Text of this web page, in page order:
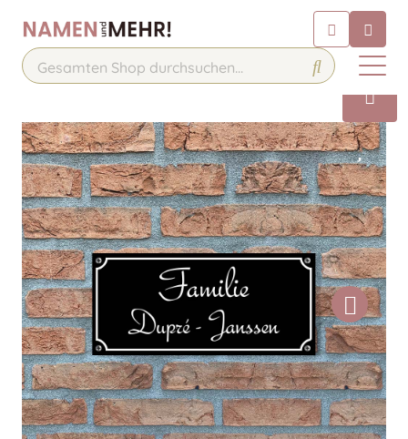
Chatten Sie 24/7 mit unserem
hilfreichen Chatbot
Kontakt